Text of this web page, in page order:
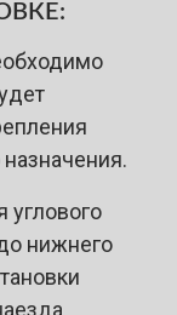
нижнего